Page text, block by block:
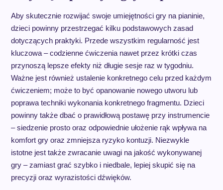
Aby skutecznie rozwijać swoje umiejętności gry na pianinie,
dzieci powinny przestrzegać kilku podstawowych zasad
dotyczących praktyki. Przede wszystkim regularność jest
kluczowa – codzienne ćwiczenia nawet przez krótki czas
przynoszą lepsze efekty niż długie sesje raz w tygodniu.
Ważne jest również ustalenie konkretnego celu przed każdym
ćwiczeniem; może to być opanowanie nowego utworu lub
poprawa techniki wykonania konkretnego fragmentu. Dzieci
powinny także dbać o prawidłową postawę przy instrumencie
– siedzenie prosto oraz odpowiednie ułożenie rąk wpływa na
komfort gry oraz zmniejsza ryzyko kontuzji. Niezwykle
istotne jest także zwracanie uwagi na jakość wykonywanej
gry – zamiast grać szybko i niedbale, lepiej skupić się na
precyzji oraz wyrazistości dźwięków.